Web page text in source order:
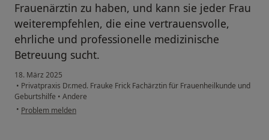
Frauenärztin zu haben, und kann sie jeder Frau
weiterempfehlen, die eine vertrauensvolle,
ehrliche und professionelle medizinische
Betreuung sucht.
18. März 2025
• Privatpraxis Dr.med. Frauke Frick Fachärztin für Frauenheilkunde und
Geburtshilfe • Andere
• Problem melden